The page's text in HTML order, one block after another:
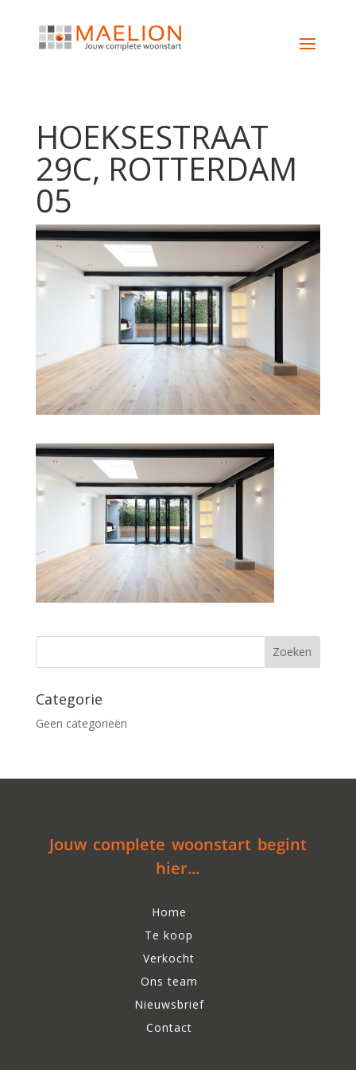
HOEKSESTRAAT
29C, ROTTERDAM
05
Categorie
Geen categorieën
Jouw complete woonstart begint
hier...
Home
Te koop
Verkocht
Ons team
Nieuwsbrief
Contact